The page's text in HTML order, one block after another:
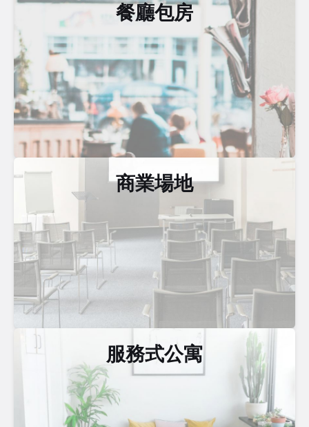
餐廳包房
商業場地
服務式公寓